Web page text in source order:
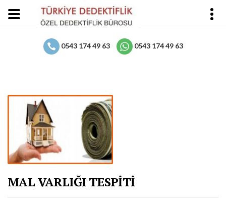
0543 174 49 63 0543 174 49 63
MAL VARLIĞI TESPİTİ